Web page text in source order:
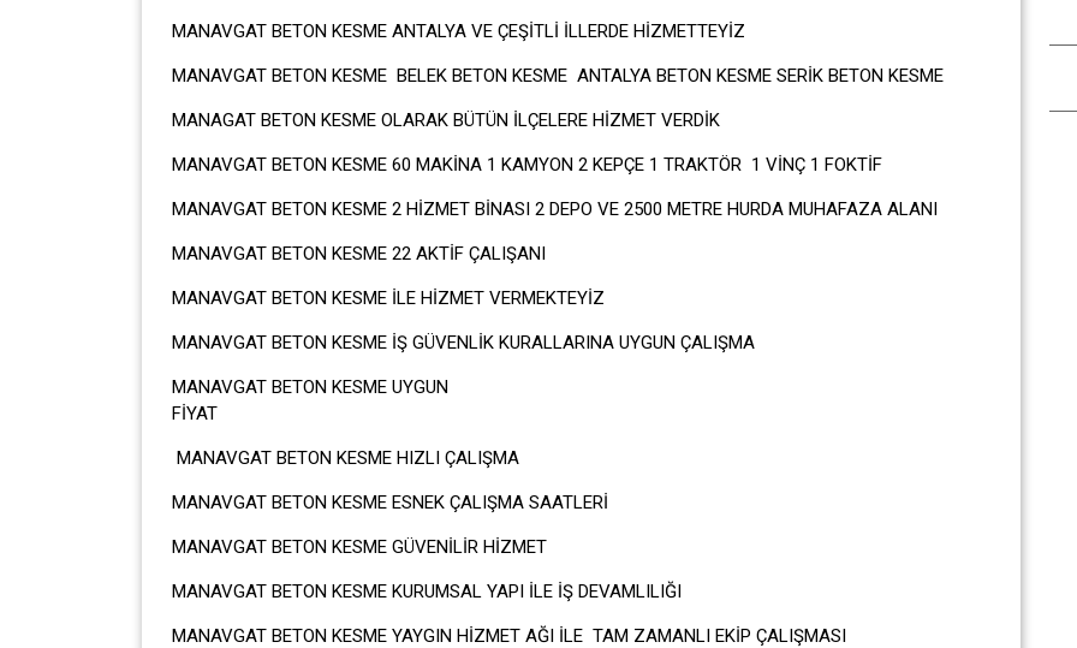
MANAVGAT BETON KESME ANTALYA VE ÇEŞİTLİ İLLERDE HİZMETTEYİZ
MANAVGAT BETON KESME BELEK BETON KESME ANTALYA BETON KESME SERİK BETON KESME
MANAGAT BETON KESME OLARAK BÜTÜN İLÇELERE HİZMET VERDİK
MANAVGAT BETON KESME 60 MAKİNA 1 KAMYON 2 KEPÇE 1 TRAKTÖR 1 VİNÇ 1 FOKTİF
MANAVGAT BETON KESME 2 HİZMET BİNASI 2 DEPO VE 2500 METRE HURDA MUHAFAZA ALANI
MANAVGAT BETON KESME 22 AKTİF ÇALIŞANI
MANAVGAT BETON KESME İLE HİZMET VERMEKTEYİZ
MANAVGAT BETON KESME İŞ GÜVENLİK KURALLARINA UYGUN ÇALIŞMA
MANAVGAT BETON KESME UYGUN
FİYAT
MANAVGAT BETON KESME HIZLI ÇALIŞMA
MANAVGAT BETON KESME ESNEK ÇALIŞMA SAATLERİ
MANAVGAT BETON KESME GÜVENİLİR HİZMET
MANAVGAT BETON KESME KURUMSAL YAPI İLE İŞ DEVAMLILIĞI
MANAVGAT BETON KESME YAYGIN HİZMET AĞI İLE TAM ZAMANLI EKİP ÇALIŞMASI